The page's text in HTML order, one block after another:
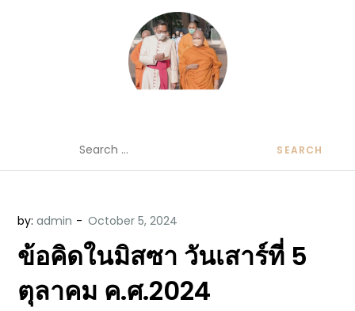
ประทานพระพรแก่พวกท่านท้งหลายเทอญ
for:
by:admin
ข้อคิดในมิสซา วันเสาร์ที่ 5
ตุลาคม ค.ศ.2024